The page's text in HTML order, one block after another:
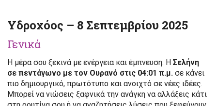
Υδροχόος – 8 Σεπτεμβρίου 2025
Γενικά
Η μέρα σου ξεκινά με ενέργεια και έμπνευση. Η Σελήνη
σε πεντάγωνο με τον Ουρανό στις 04:01 π.μ. σε κάνει
πιο δημιουργικό, πρωτότυπο και ανοιχτό σε νέες ιδέες.
Μπορεί να νιώσεις ξαφνικά την ανάγκη να αλλάξεις κάτι